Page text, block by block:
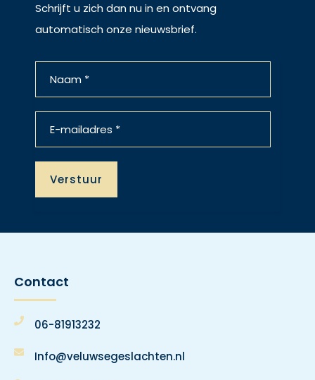
Schrijft u zich dan nu in en ontvang
automatisch onze nieuwsbrief.
Contact
06-81913232
Info@veluwsegeslachten.nl